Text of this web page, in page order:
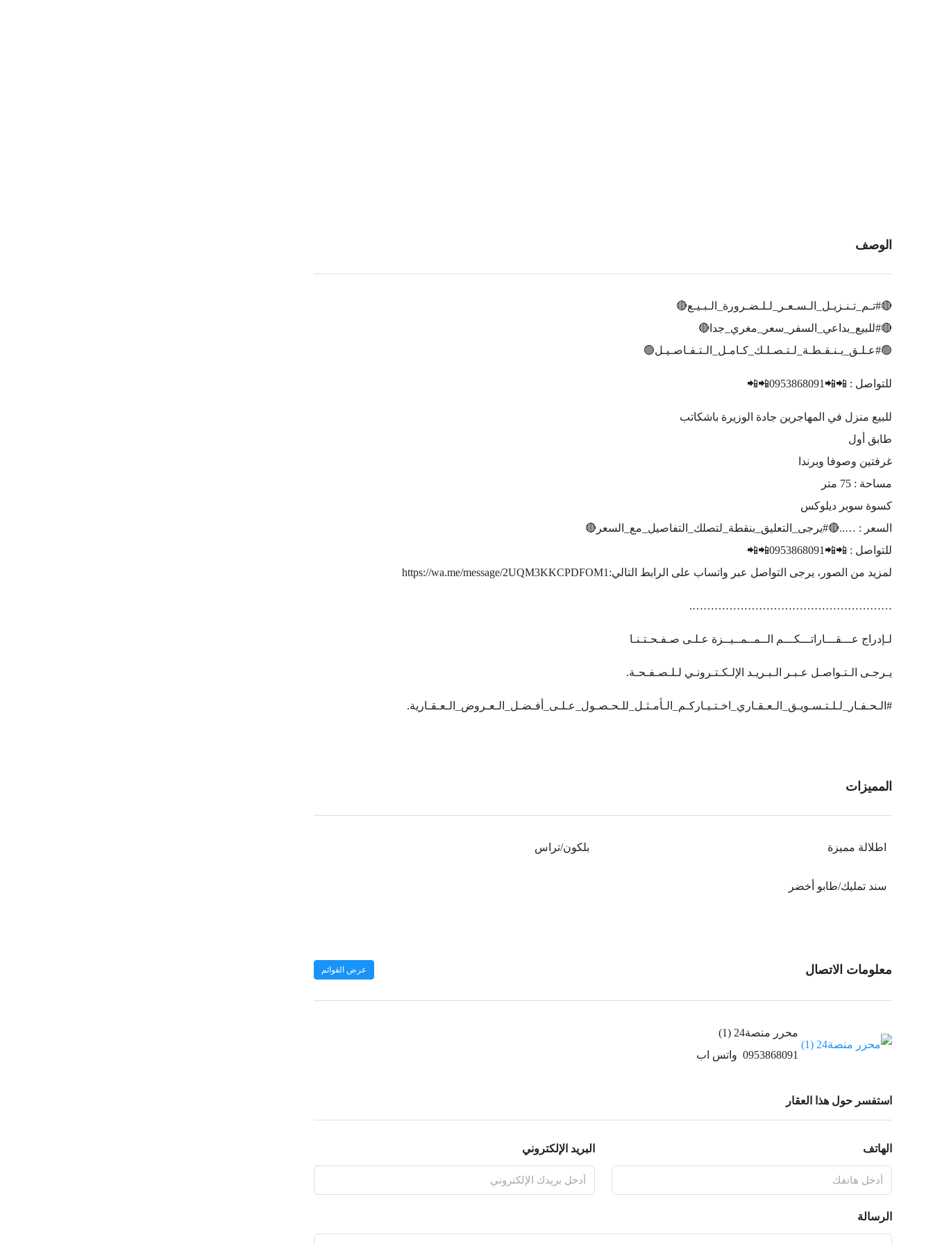
الوصف
🔴#تـم_تـنـزيـل_الـسـعـر_لـلـضـرورة_الـبـيـع🔴
🔴#للبيع_بداعي_السفر_سعر_مغري_جدا🔴
🟢#عـلـق_بـنـقـطـة_لـتـصـلـك_كـامـل_الـتـفـاصـيـل🟢
للتواصل : 📲📲0953868091📲📲
للبيع منزل في المهاجرين جادة الوزيرة باشكاتب
طابق أول
غرفتين وصوفا وبرندا
مساحة : 75 متر
كسوة سوبر ديلوكس
السعر : …..🔴#يرجى_التعليق_بنقطة_لتصلك_التفاصيل_مع_السعر🔴
للتواصل : 📲📲0953868091📲📲
لمزيد من الصور، يرجى التواصل عبر واتساب على الرابط التالي:https://wa.me/message/2UQM3KKCPDFOM1
……………………………………………….
لـإدراج عـــقـــاراتـــكـــم الــمــمــيــزة عـلـى صـفـحـتـنـا
يـرجـى الـتـواصـل عـبـر الـبـريـد الإلـكـتـرونـي لـلـصـفـحـة.
#الـحـفـار_لـلـتـسـويـق_الـعـقـاري_اخـتـيـاركـم_الـأمـثـل_للـحـصـول_عـلـى_أفـضـل_الـعـروض_الـعـقـارية.
المميزات
اطلالة مميزة بلكون/تراس
سند تمليك/طابو أخضر
معلومات الاتصال عرض القوائم
محرر منصة24 (1)
0953868091 واتس اب
استفسر حول هذا العقار
الهاتف البريد الإلكتروني
الرسالة